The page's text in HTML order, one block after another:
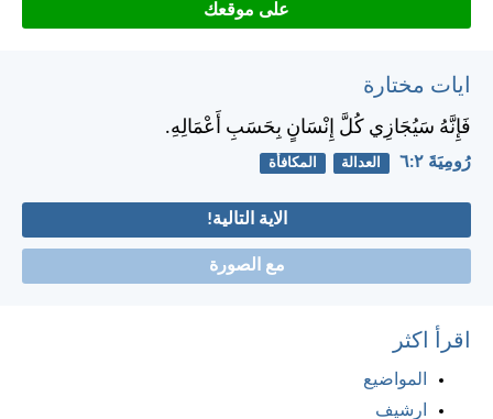
على موقعك
ايات مختارة
فَإِنَّهُ سَيُجَازِي كُلَّ إِنْسَانٍ بِحَسَبِ أَعْمَالِهِ.
رُومِيَةَ ٢:‏٦ العدالة المكافأة
الاية التالية!
مع الصورة
اقرأ اكثر
المواضيع
ارشيف